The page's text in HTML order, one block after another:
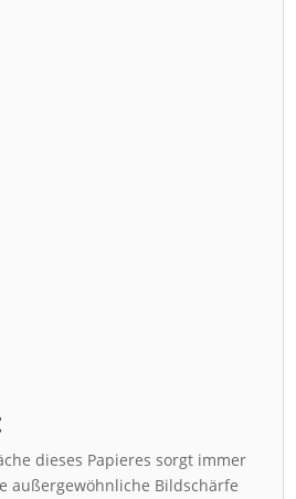
dieses Papieres sorgt immer
außergewöhnliche Bildschärfe